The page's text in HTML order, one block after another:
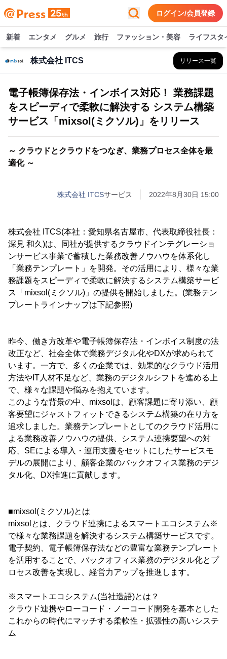
ログイン/会員登録
新着 エンタメ グルメ 旅行 ファッション・美容 ライフスタ
株式会社 ITCS リリース一覧
電子帳簿保存法・インボイス対応！ 業務課題
をスピーディで柔軟に解決する システム構築
サービス「mixsol(ミクソル)」をリリース
～ クラウドとクラウドをつなぎ、業務プロセス全体を最
適化 ～
株式会社 ITCSサービス 2022年8月30日 15:00
株式会社 ITCS(本社：愛知県名古屋市、代表取締役社長：
深見 和久)は、同社が提供するクラウドインテグレーショ
ンサービス事業で蓄積した業務改善ノウハウを体系化し
「業務テンプレート」を開発。その活用により、様々な業
務課題をスピーディで柔軟に解決するシステム構築サービ
ス「mixsol(ミクソル)」の提供を開始しました。(業務テン
プレートラインナップは下記参照)
昨今、働き方改革や電子帳簿保存法・インボイス制度の法
改正など、社会全体で業務デジタル化やDXが求められて
います。一方で、多くの企業では、効果的なクラウド活用
方法やIT人材不足など、業務のデジタルシフトを進める上
で、様々な課題や悩みを抱えています。
このような背景の中、mixsolは、顧客課題に寄り添い、顧
客要望にジャストフィットできるシステム構築の在り方を
追求しました。業務テンプレートとしてのクラウド活用に
よる業務改善ノウハウの提供、システム連携要望への対
応、SEによる導入・運用支援をセットにしたサービスモ
デルの展開により、顧客企業のバックオフィス業務のデジ
タル化、DX推進に貢献します。
■mixsol(ミクソル)とは
mixsolとは、クラウド連携によるスマートエコシステム※
で様々な業務課題を解決するシステム構築サービスです。
電子契約、電子帳簿保存法などの豊富な業務テンプレート
を活用することで、バックオフィス業務のデジタル化とプ
ロセス改善を実現し、経営力アップを推進します。
※スマートエコシステム(当社造語)とは？
クラウド連携やローコード・ノーコード開発を基本とした
これからの時代にマッチする柔軟性・拡張性の高いシステ
ム